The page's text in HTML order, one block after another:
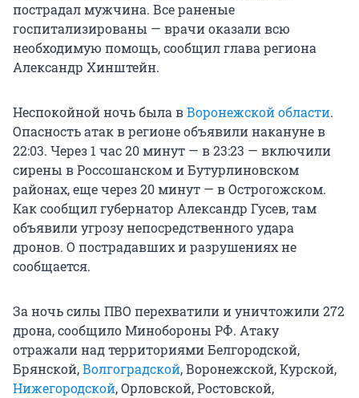
пострадал мужчина. Все раненые
госпитализированы — врачи оказали всю
необходимую помощь, сообщил глава региона
Александр Хинштейн.
Неспокойной ночь была вВоронежской области.
Опасность атак в регионе объявили накануне в
22:03. Через 1 час 20 минут — в 23:23 — включили
сирены в Россошанском и Бутурлиновском
районах, еще через 20 минут — в Острогожском.
Как сообщил губернатор Александр Гусев, там
объявили угрозу непосредственного удара
дронов. О пострадавших и разрушениях не
сообщается.
За ночь силы ПВО перехватили и уничтожили 272
дрона, сообщило Минобороны РФ. Атаку
отражали над территориями Белгородской,
Брянской,Волгоградской, Воронежской, Курской,
Нижегородской, Орловской, Ростовской,